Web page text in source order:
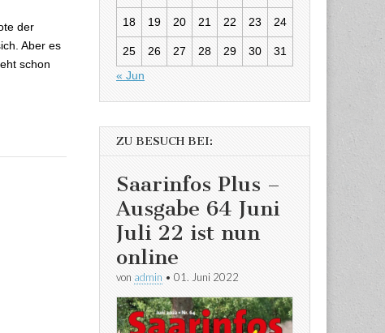
der
Aber es
schon
18 19 20 21 22 23 24
25 26 27 28 29 30
31
« Jun
ZU BESUCH BEI:
Saarinfos Plus –
Ausgabe 64 Juni
Juli 22 ist nun
online
von admin • 01. Juni 2022